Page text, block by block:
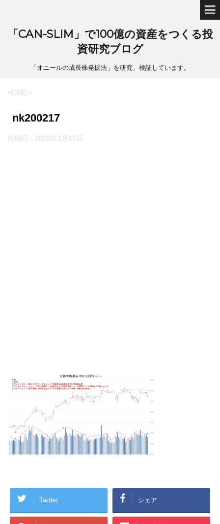
「CAN-SLIM」で100億の資産をつくる投
資研究ブログ
「オニールの成長株発掘法」を研究、検証しています。
HOME >
nk200217
投稿日： 2020年2月17日
Twitter シェア